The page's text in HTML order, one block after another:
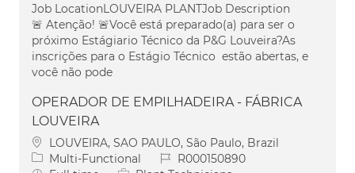
Job LocationLOUVEIRA PLANTJob Description
🚨 Atenção! 🚨Você está preparado(a) para ser o
próximo Estágiario Técnico da P&G Louveira?As
inscrições para o Estágio Técnico estão abertas, e
você não pode
OPERADOR DE EMPILHADEIRA - FÁBRICA
LOUVEIRA
Location
LOUVEIRA, SAO PAULO, São Paulo, Brazil
Category
Multi-Functional Job IdR000150890